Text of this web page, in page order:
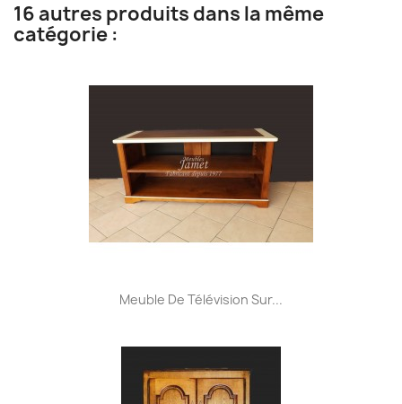
16 autres produits dans la même
catégorie :
Meuble De Télévision Sur...